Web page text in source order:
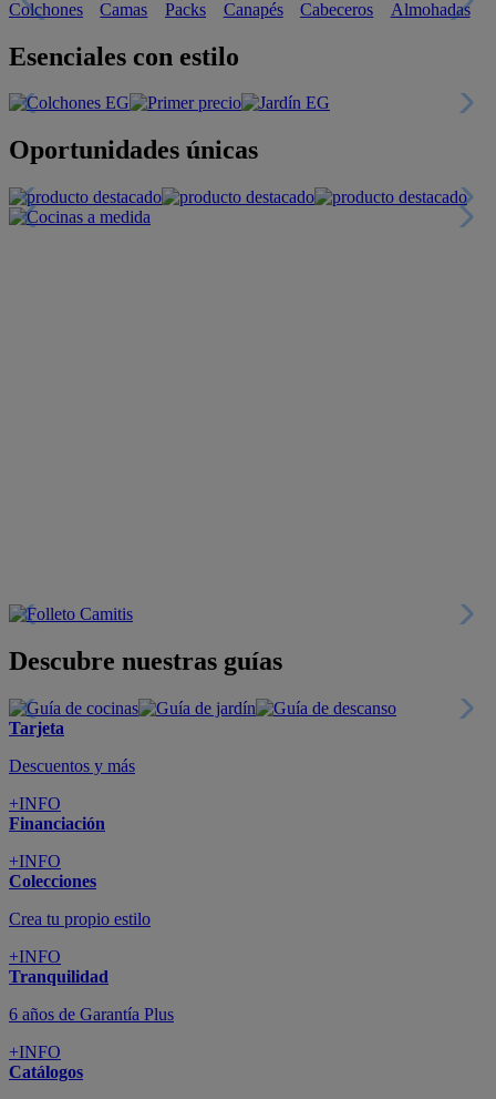
Esenciales con estilo
Oportunidades únicas
Descubre nuestras guías
Tarjeta
Descuentos y más
+INFO
Financiación
+INFO
Colecciones
Crea tu propio estilo
+INFO
Tranquilidad
6 años de Garantía Plus
+INFO
Catálogos